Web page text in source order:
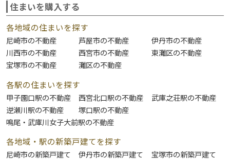
住まいを購入する
各地域の住まいを探す
尼崎市の不動産 芦屋市の不動産
伊丹市の不動産
川西市の不動産
西宮市の不動産
東灘区の不動産
宝塚市の不動産
灘区の不動産
各駅の住まいを探す
甲子園口駅の不動産 西宮北口駅の不動産
武庫之荘駅の不動産
逆瀬川駅の不動産
塚口駅の不動産
鳴尾・武庫川女子大前駅の不動産
各地域・駅の新築戸建てを探す
尼崎市の新築戸建て 伊丹市の新築戸建て
宝塚市の新築戸建て